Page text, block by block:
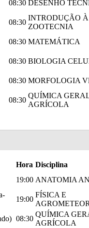
08:30 DESENHO
08:30
INTRODUÇÃO À
ZOOTECNIA
08:30 MATEMÁTICA
08:30 BIOLOGIA
08:30 MORFOLOGIA
08:30
QUÍMICA
AGRÍCOLA
Hora Disciplina
19:00 ANATOMIA
19:00
FÍSICA E
08:30
QUÍMICA
AGRÍCOLA